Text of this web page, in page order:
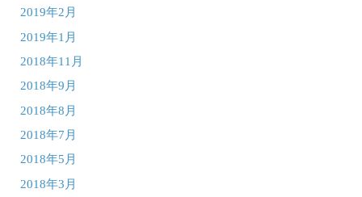
2019年2月
2019年1月
2018年11月
2018年9月
2018年8月
2018年7月
2018年5月
2018年3月